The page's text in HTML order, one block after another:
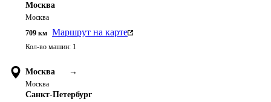
Москва
Москва
709 км Маршрут на карте
Кол-во машин: 1
Москва →
Москва
Санкт-Петербург